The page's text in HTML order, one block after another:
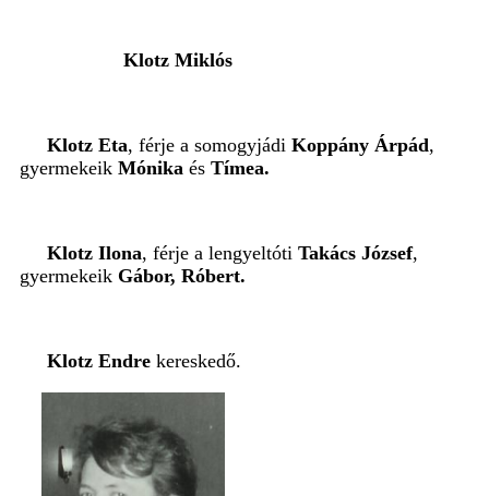
Klotz Miklós
Klotz Eta, férje a somogyjádi Koppány Árpád,
gyermekeik Mónika és Tímea.
Klotz Ilona, férje a lengyeltóti Takács József,
gyermekeik Gábor, Róbert.
Klotz Endre kereskedő.